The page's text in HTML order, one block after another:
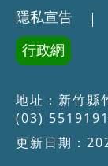
隱私宣告
行政網
地址：新竹縣
(03)
更新日期：